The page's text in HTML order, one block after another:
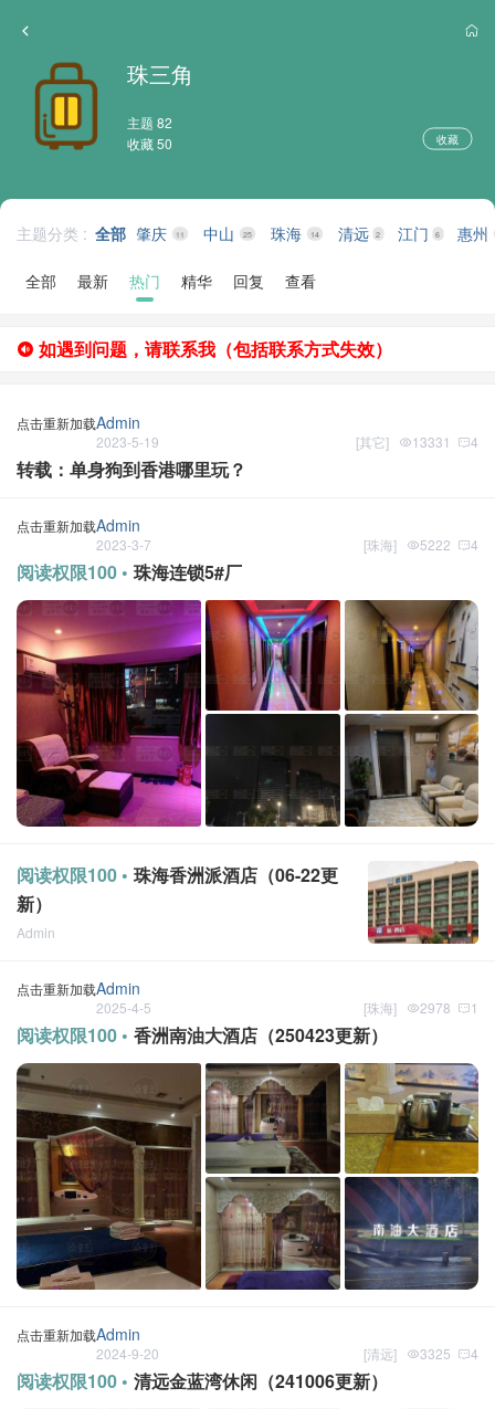
珠三角
主题 82
收藏 50
收藏
主题分类 : 全部 肇庆 11 中山 25 珠海 14 清远 2 江门 6 惠州
全部 最新 热门 精华 回复 查看
如遇到问题，请联系我（包括联系方式失效）
点击重新加载Admin
2023-5-19 4
13331
[其它]
转载：单身狗到香港哪里玩？
点击重新加载Admin
2023-3-7 4
5222
[珠海]
阅读权限100 • 珠海连锁5#厂
阅读权限100 • 珠海香洲派酒店（06-22更
新）
Admin
点击重新加载Admin
2025-4-5 1
2978
[珠海]
阅读权限100 • 香洲南油大酒店（250423更新）
点击重新加载Admin
2024-9-20 4
3325
[清远]
阅读权限100 • 清远金蓝湾休闲（241006更新）